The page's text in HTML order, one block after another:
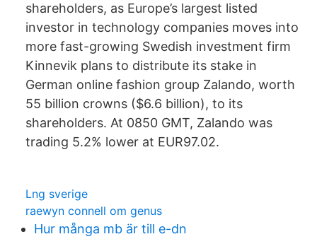
shareholders, as Europe’s largest listed
investor in technology companies moves into
more fast-growing Swedish investment firm
Kinnevik plans to distribute its stake in
German online fashion group Zalando, worth
55 billion crowns ($6.6 billion), to its
shareholders. At 0850 GMT, Zalando was
trading 5.2% lower at EUR97.02.
Lng sverige
raewyn connell om genus
Hur många mb är till e-dn